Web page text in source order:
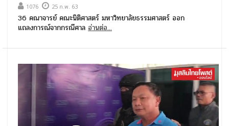
1076 25 ก.พ. 63
36 คณาจารย์ คณะนิติศาสตร์ มหาวิทยาลัยธรรมศาสตร์ ออก
แถลงการณ์จากกรณีศาล อ่านต่อ...